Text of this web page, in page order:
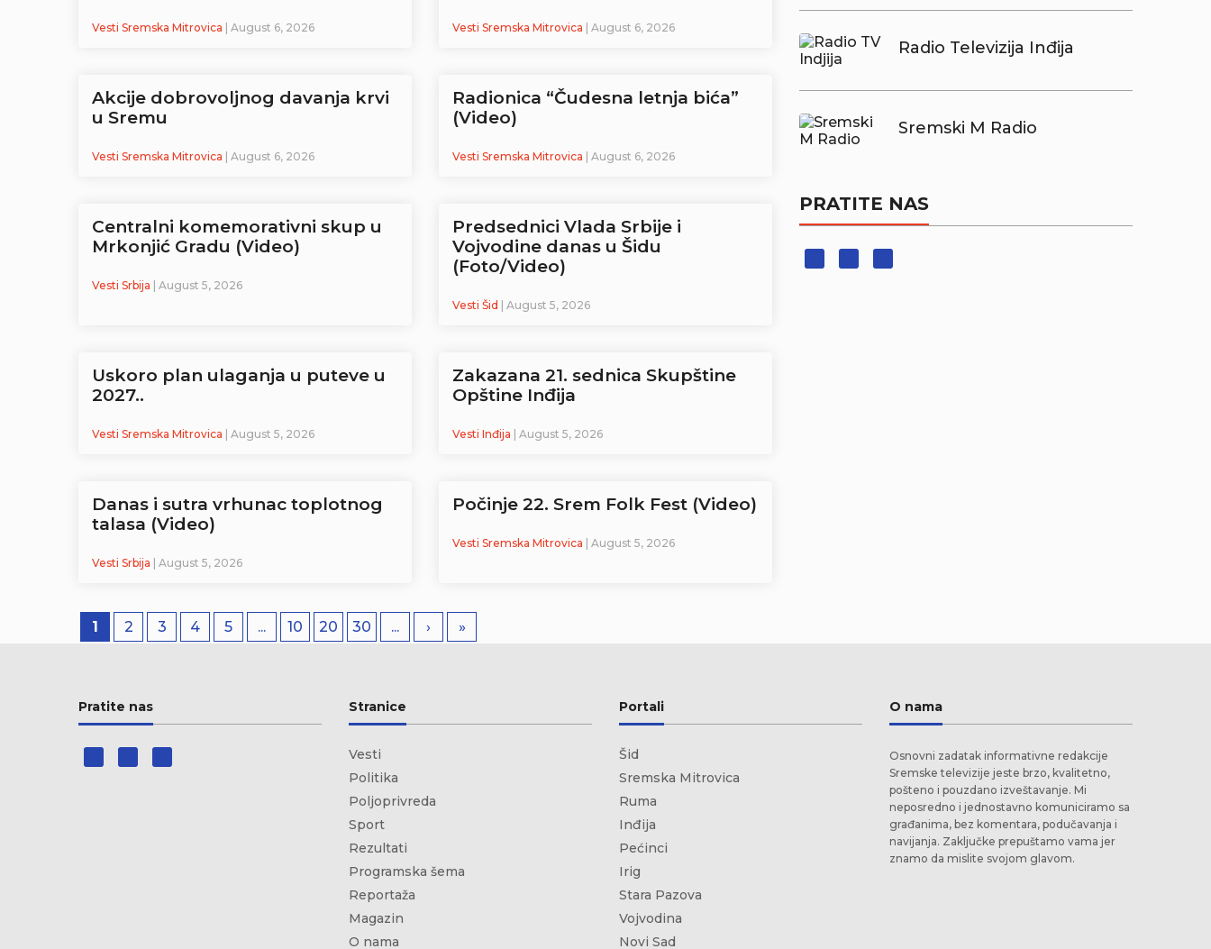
Vesti Sremska Mitrovica | August 6, 2026 Vesti Sremska Mitrovica | August 6, 2026
Akcije dobrovoljnog davanja krvi
u Sremu
Vesti Sremska Mitrovica | August 6, 2026
Radionica “Čudesna letnja bića”
(Video)
Vesti Sremska Mitrovica | August 6, 2026
Centralni komemorativni skup u
Mrkonjić Gradu (Video)
Vesti Srbija | August 5, 2026
Predsednici Vlada Srbije i
Vojvodine danas u Šidu
(Foto/Video)
Vesti Šid | August 5, 2026
Uskoro plan ulaganja u puteve u
2027..
Vesti Sremska Mitrovica | August 5, 2026
Zakazana 21. sednica Skupštine
Opštine Inđija
Vesti Inđija | August 5, 2026
Danas i sutra vrhunac toplotnog
talasa (Video)
Vesti Srbija | August 5, 2026
Počinje 22. Srem Folk Fest (Video)
Vesti Sremska Mitrovica | August 5, 2026
1 2 3 4 5 ... 10 20 30 ... › »
Radio Televizija Inđija
Sremski M Radio
PRATITE NAS
Pratite nas Stranice
Vesti
Politika
Poljoprivreda
Sport
Rezultati
Programska šema
Reportaža
Magazin
O nama
Portali
Šid
Sremska Mitrovica
Ruma
Inđija
Pećinci
Irig
Stara Pazova
Vojvodina
Novi Sad
O nama
Osnovni zadatak informativne redakcije
Sremske televizije jeste brzo, kvalitetno,
pošteno i pouzdano izveštavanje. Mi
neposredno i jednostavno komuniciramo sa
građanima, bez komentara, podučavanja i
navijanja. Zaključke prepuštamo vama jer
znamo da mislite svojom glavom.